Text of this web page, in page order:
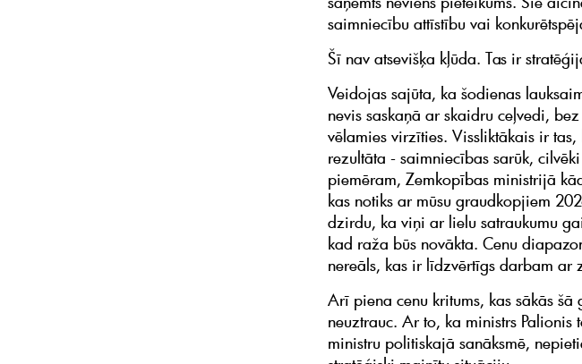
saimniecību attīstību vai
Šī nav atsevišķa kļūda. Tas ir
Veidojas sajūta, ka šodienas
nevis saskaņā ar skaidru ceļvedi,
vēlamies virzīties. Vissliktākais ir
rezultāta - saimniecības sarūk,
piemēram, Zemkopības ministrijā
kas notiks ar mūsu graudkopjiem
dzirdu, ka viņi ar lielu satraukumu
kad raža būs novākta. Cenu
nereāls, kas ir līdzvērtīgs darbam ar
Arī piena cenu kritums, kas sākās
neuztrauc. Ar to, ka ministrs
ministru politiskajā sanāksmē,